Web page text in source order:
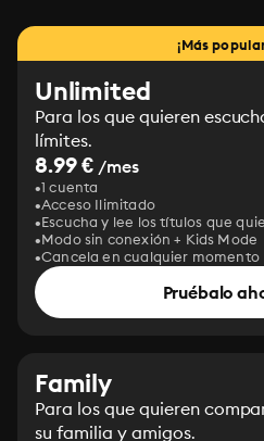
¡Más
Unlimited
Para los que quieren
límites.
8.99 € /mes
1 cuenta
Acceso Ilimitado
Escucha y lee los títulos que
Modo sin conexión + Kids Mode
Cancela en cualquier momento
Pruébalo
Family
Para los que quieren
su familia y amigos.